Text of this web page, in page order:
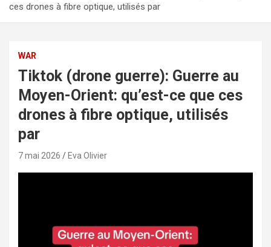
ces drones à fibre optique, utilisés par
WAR
Tiktok (drone guerre): Guerre au
Moyen-Orient: qu’est-ce que ces
drones à fibre optique, utilisés
par
7 mai 2026 Eva Olivier